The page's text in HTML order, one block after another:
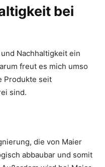
bei
Nachhaltigkeit ein
freut es mich umso
Produkte seit
sind.
die von Maier
abbaubar und somit